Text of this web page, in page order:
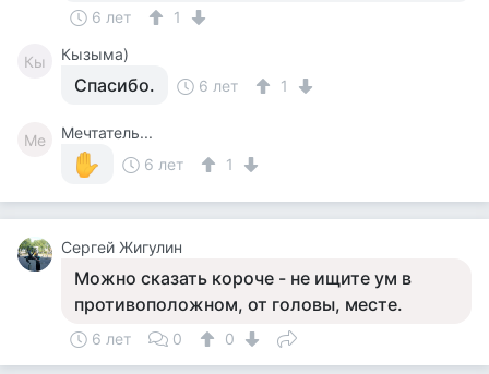
6 лет 1
Кы Кызыма)
Спасибо. 6 лет 1
Ме
Мечтатель...
6 лет
1
Сергей Жигулин
Можно сказать короче - не ищите ум в
противоположном, от головы, месте.
6 лет 0 0